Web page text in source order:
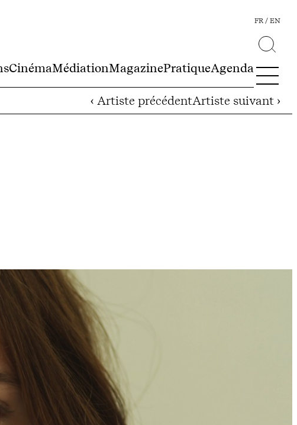
CinémaMédiationMagazinePratiqueAgenda
FR EN
‹ Artiste précédentArtiste suivant ›